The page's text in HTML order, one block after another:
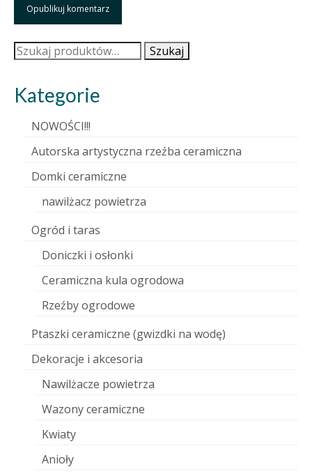
Szukaj: Szukaj
Kategorie
NOWOŚCI!!!
Autorska artystyczna rzeźba ceramiczna
Domki ceramiczne
nawilżacz powietrza
Ogród i taras
Doniczki i osłonki
Ceramiczna kula ogrodowa
Rzeźby ogrodowe
Ptaszki ceramiczne (gwizdki na wodę)
Dekoracje i akcesoria
Nawilżacze powietrza
Wazony ceramiczne
Kwiaty
Anioły